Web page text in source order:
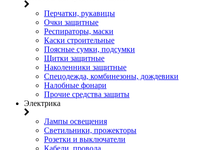
Перчатки, рукавицы
Очки защитные
Респираторы, маски
Каски строительные
Поясные сумки, подсумки
Щитки защитные
Наколенники защитные
Спецодежда, комбинезоны, дождевики
Налобные фонари
Прочие средства защиты
Электрика
Лампы освещения
Светильники, прожекторы
Розетки и выключатели
Кабели, провода